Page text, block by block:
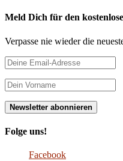
Meld Dich für den
Verpasse nie wieder die
Folge uns!
Facebook